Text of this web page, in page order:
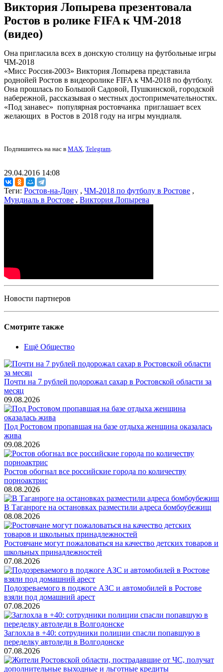
Виктория Лопырева презентовала
Ростов в ролике FIFA к ЧМ-2018
(видео)
Она пригласила всех в донскую столицу на футбольные игры
ЧМ-2018
«Мисс Россия-2003» Виктория Лопырева представила
роднойей Ростов в видеоролике FIFA к ЧМ-2018 по футболу.
Она прошлась по Большой Садовой, Пушкинской, городской
набережной, рассказывая о местных достопримечательностях.
«Под занавес» популярная ростовчанка приглашает всех
желающих в Ростов в 2018 году на игры мундиаля.
Подпишитесь на нас в MAX, Telegram.
29.04.2016 14:08
Теги: Ростов-на-Дону , ЧМ-2018 по футболу в Ростове ,
Мундиаль в Ростове , Виктория Лопырева
Новости партнеров
Смотрите также
Ещё Общество
Почти на 7 рублей подорожал сахар в Ростовской области за
месяц
09.08.2026
Под Ростовом пропавшая на базе отдыха женщина оказалась
жива
09.08.2026
Ростов обогнал все российские города по количеству
порноактрис
08.08.2026
В Таганроге на остановках разместили адреса бомбоубежищ
08.08.2026
Ростовчане могут пожаловаться на качество детских товаров и
школьных принадлежностей
07.08.2026
Подозреваемого в поджоге АЗС и автомобилей в Ростове
взяли под домашний арест
07.08.2026
Заглохла в +40: сотрудники полиции спасли попавшую в
переделку автоледи в Волгодонске
07.08.2026